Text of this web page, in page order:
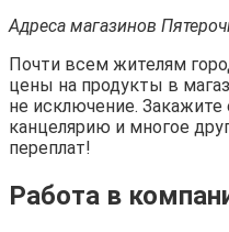
Адреса магазинов
Почти всем жителям
цены на продукты в
не исключение.
канцелярию и многое
переплат!
Работа в